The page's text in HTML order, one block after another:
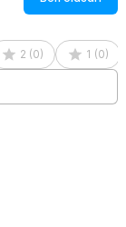
2 (0) 1 (0)